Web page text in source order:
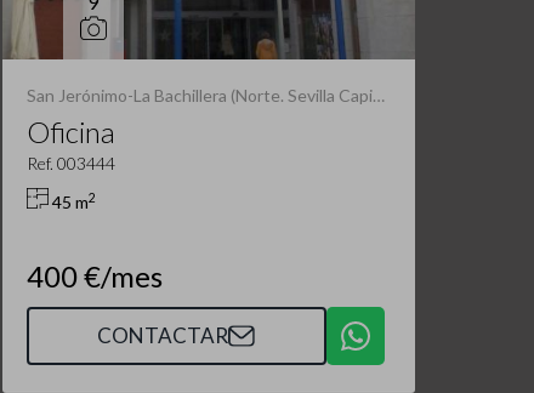
San Jerónimo-La Bachillera (Norte. Sevilla Capital)
Oficina
Ref. 003444
45 m2
400 €/mes
CONTACTAR